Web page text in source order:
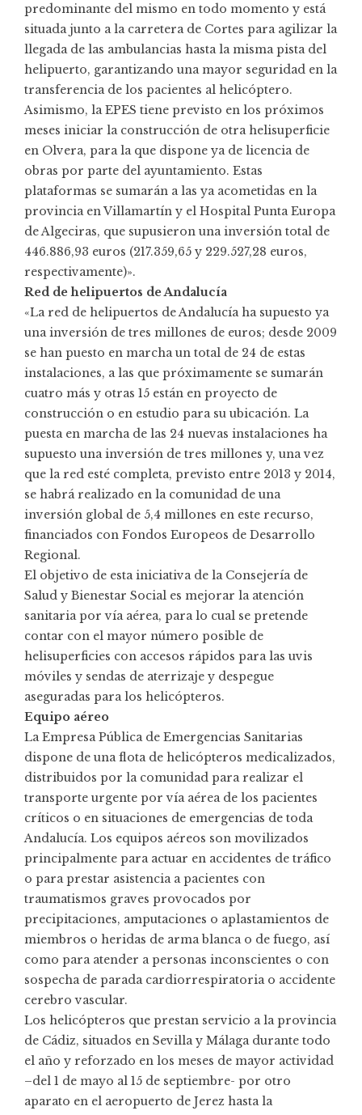
predominante del mismo en todo momento y está
situada junto a la carretera de Cortes para agilizar la
llegada de las ambulancias hasta la misma pista del
helipuerto, garantizando una mayor seguridad en la
transferencia de los pacientes al helicóptero.
Asimismo, la EPES tiene previsto en los próximos
meses iniciar la construcción de otra helisuperficie
en Olvera, para la que dispone ya de licencia de
obras por parte del ayuntamiento. Estas
plataformas se sumarán a las ya acometidas en la
provincia en Villamartín y el Hospital Punta Europa
de Algeciras, que supusieron una inversión total de
446.886,93 euros (217.359,65 y 229.527,28 euros,
respectivamente)».
Red de helipuertos de Andalucía
«La red de helipuertos de Andalucía ha supuesto ya
una inversión de tres millones de euros; desde 2009
se han puesto en marcha un total de 24 de estas
instalaciones, a las que próximamente se sumarán
cuatro más y otras 15 están en proyecto de
construcción o en estudio para su ubicación. La
puesta en marcha de las 24 nuevas instalaciones ha
supuesto una inversión de tres millones y, una vez
que la red esté completa, previsto entre 2013 y 2014,
se habrá realizado en la comunidad de una
inversión global de 5,4 millones en este recurso,
financiados con Fondos Europeos de Desarrollo
Regional.
El objetivo de esta iniciativa de la Consejería de
Salud y Bienestar Social es mejorar la atención
sanitaria por vía aérea, para lo cual se pretende
contar con el mayor número posible de
helisuperficies con accesos rápidos para las uvis
móviles y sendas de aterrizaje y despegue
aseguradas para los helicópteros.
Equipo aéreo
La Empresa Pública de Emergencias Sanitarias
dispone de una flota de helicópteros medicalizados,
distribuidos por la comunidad para realizar el
transporte urgente por vía aérea de los pacientes
críticos o en situaciones de emergencias de toda
Andalucía. Los equipos aéreos son movilizados
principalmente para actuar en accidentes de tráfico
o para prestar asistencia a pacientes con
traumatismos graves provocados por
precipitaciones, amputaciones o aplastamientos de
miembros o heridas de arma blanca o de fuego, así
como para atender a personas inconscientes o con
sospecha de parada cardiorrespiratoria o accidente
cerebro vascular.
Los helicópteros que prestan servicio a la provincia
de Cádiz, situados en Sevilla y Málaga durante todo
el año y reforzado en los meses de mayor actividad
–del 1 de mayo al 15 de septiembre- por otro
aparato en el aeropuerto de Jerez hasta la